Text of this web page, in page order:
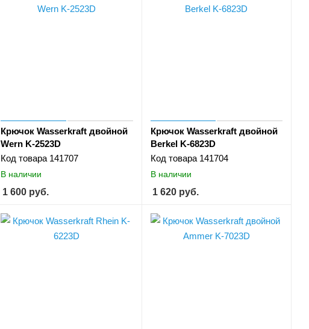
Крючок Wasserkraft двойной
Wern K-2523D
Код товара 141707
В наличии
1 600 руб.
Крючок Wasserkraft двойной
Berkel K-6823D
Код товара 141704
В наличии
1 620руб.